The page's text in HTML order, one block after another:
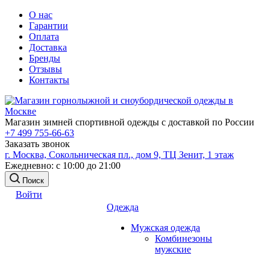
О нас
Гарантии
Оплата
Доставка
Бренды
Отзывы
Контакты
Магазин зимней спортивной одежды с доставкой по России
+7 499 755-66-63
Заказать звонок
г. Москва, Сокольническая пл., дом 9, ТЦ Зенит, 1 этаж
Ежедневно: с 10:00 до 21:00
Поиск
Войти
Одежда
Мужская одежда
Комбинезоны
мужские